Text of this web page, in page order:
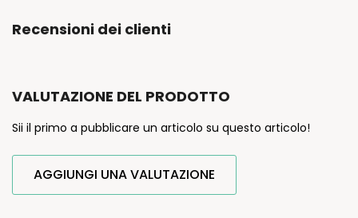
Recensioni dei clienti
VALUTAZIONE DEL PRODOTTO
Sii il primo a pubblicare un articolo su questo articolo!
AGGIUNGI UNA VALUTAZIONE